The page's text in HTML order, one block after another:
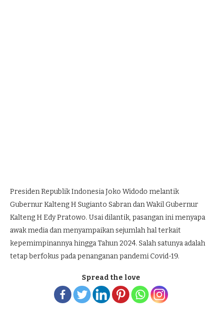
Presiden Republik Indonesia Joko Widodo melantik
Gubernur Kalteng H Sugianto Sabran dan Wakil Gubernur
Kalteng H Edy Pratowo. Usai dilantik, pasangan ini menyapa
awak media dan menyampaikan sejumlah hal terkait
kepemimpinannya hingga Tahun 2024. Salah satunya adalah
tetap berfokus pada penanganan pandemi Covid-19.
Spread the love